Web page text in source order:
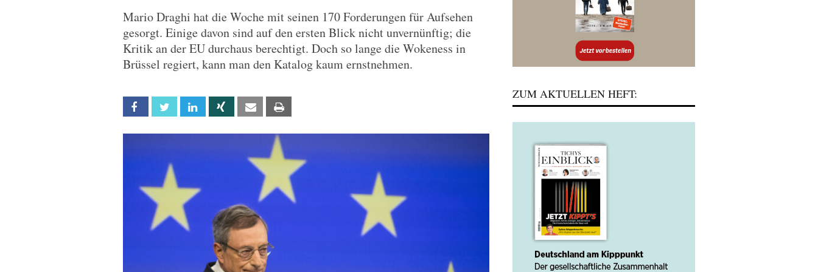
Mario Draghi hat die Woche mit seinen 170 Forderungen für Aufsehen
gesorgt. Einige davon sind auf den ersten Blick nicht unvernünftig; die
Kritik an der EU durchaus berechtigt. Doch so lange die Wokeness in
Brüssel regiert, kann man den Katalog kaum ernstnehmen.
Facebook Twitter Linkedin Xing Email
ZUM AKTUELLEN HEFT: